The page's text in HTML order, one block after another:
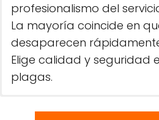
profesionalismo del
La mayoría coincide en
desaparecen
Elige calidad y seguridad
plagas.